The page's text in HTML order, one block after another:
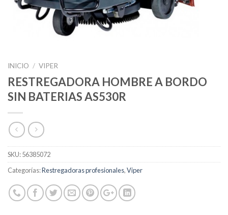
INICIO / VIPER
RESTREGADORA HOMBRE A BORDO
SIN BATERIAS AS530R
SKU:56385072
Categorías:Restregadoras profesionales,Viper